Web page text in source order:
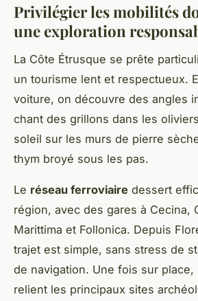
Privilégier les mobilités
une exploration
La Côte Étrusque se prête
un tourisme lent et respectueux.
voiture, on découvre des angles
chant des grillons dans les
soleil sur les murs de pierre
thym broyé sous les pas.
Le réseau ferroviaire dessert
région, avec des gares à Cecina,
Marittima et Follonica. Depuis
trajet est simple, sans stress de
de navigation. Une fois sur place,
relient les principaux sites